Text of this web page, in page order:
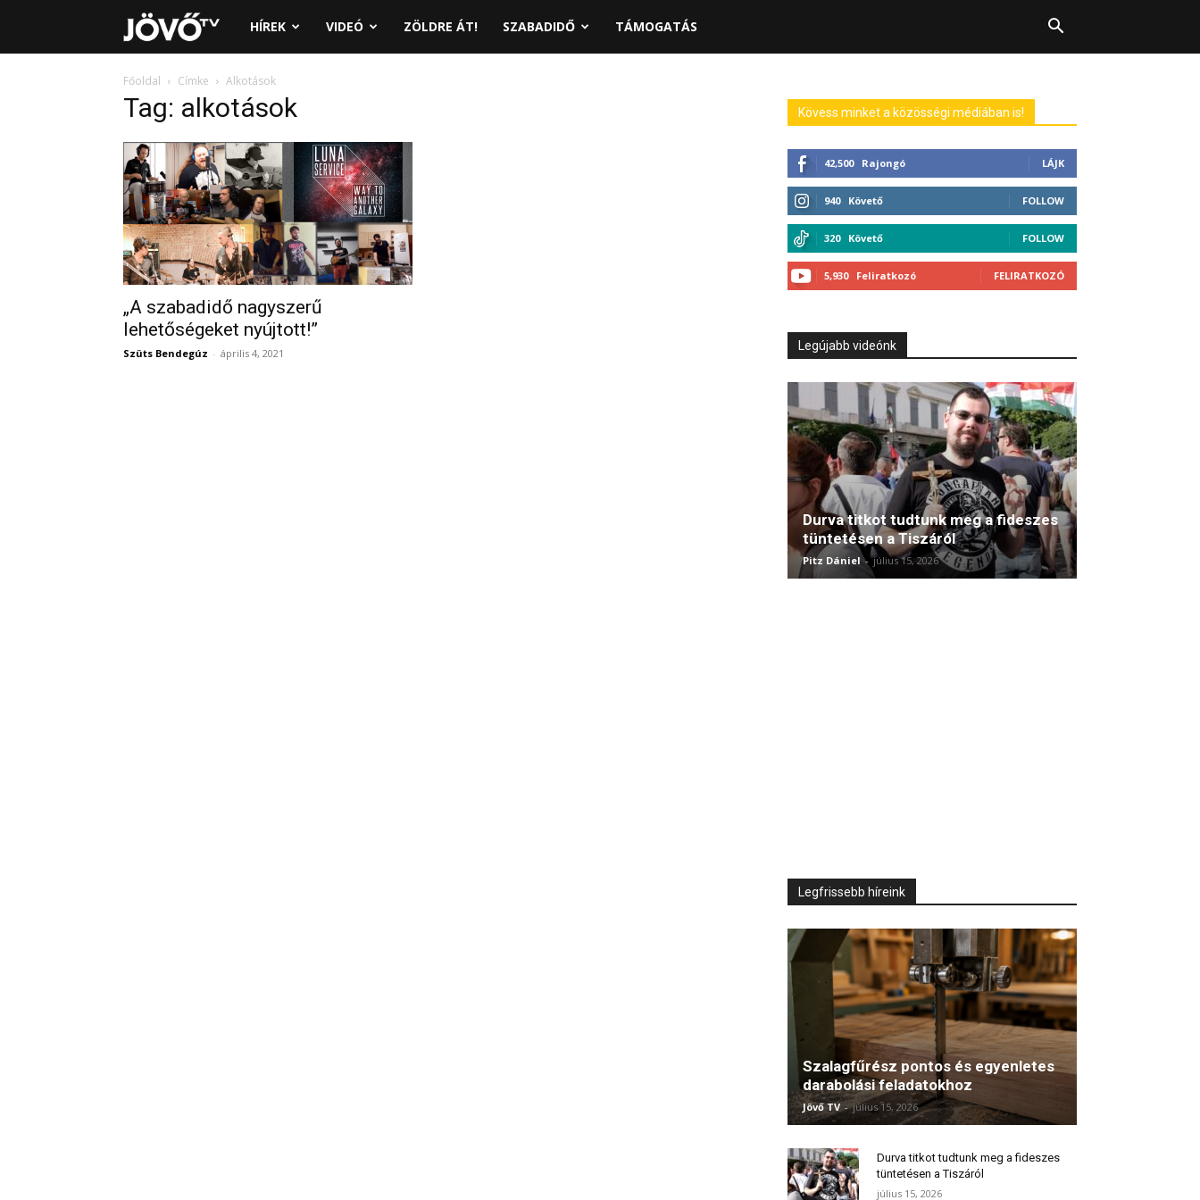
Jövő
TV
HÍREK VIDEÓ ZÖLDRE ÁT! SZABADIDŐ TÁMOGATÁS
Főoldal Címke Alkotások
Tag: alkotások
„A szabadidő nagyszerű
lehetőségeket nyújtott!”
Szüts Bendegúz - április 4, 2021
Kövess minket a közösségi médiában is!
42,500 Rajongó LÁJK
940 Követő FOLLOW
320 Követő FOLLOW
5,930 Feliratkozó FELIRATKOZÓ
Legújabb videónk
Durva titkot tudtunk meg a fideszes
tüntetésen a Tiszáról
Pitz Dániel - július 15, 2026
Legfrissebb híreink
Szalagfűrész pontos és egyenletes
darabolási feladatokhoz
Jövő TV - július 15, 2026
Durva titkot tudtunk meg a fideszes
tüntetésen a Tiszáról
július 15, 2026